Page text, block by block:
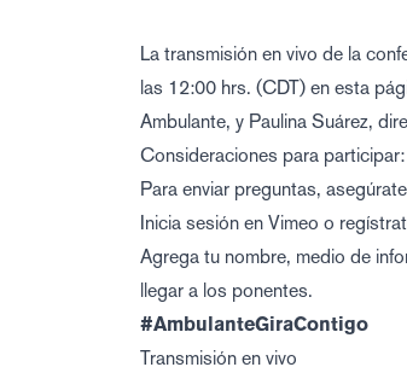
La transmisión en vivo de la
las 12:00 hrs. (CDT) en esta
Ambulante, y Paulina Suárez,
Consideraciones para participar:
Para enviar preguntas,
Inicia sesión en Vimeo o
Agrega tu nombre, medio de
llegar a los ponentes.
#AmbulanteGiraContigo
Transmisión en vivo